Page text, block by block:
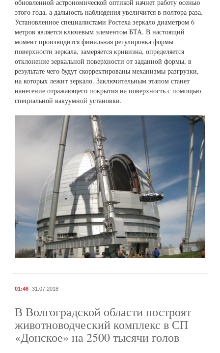
обновленной астрономической оптикой начнет работу осенью
этого года, а дальность наблюдения увеличится в полтора раза.
Установленное специалистами Ростеха зеркало диаметром 6
метров является ключевым элементом БТА. В настоящий
момент производится финальная регулировка формы
поверхности зеркала, замеряется кривизна, определяется
отклонение зеркальной поверхности от заданной формы, в
результате чего будут скорректированы механизмы разгрузки,
на которых лежит зеркало. Заключительным этапом станет
нанесение отражающего покрытия на поверхность с помощью
специальной вакуумной установки.
01:46 31.07.2018
В Волгоградской области построят
животноводческий комплекс в СП
«Донское» на 2500 тысячи голов